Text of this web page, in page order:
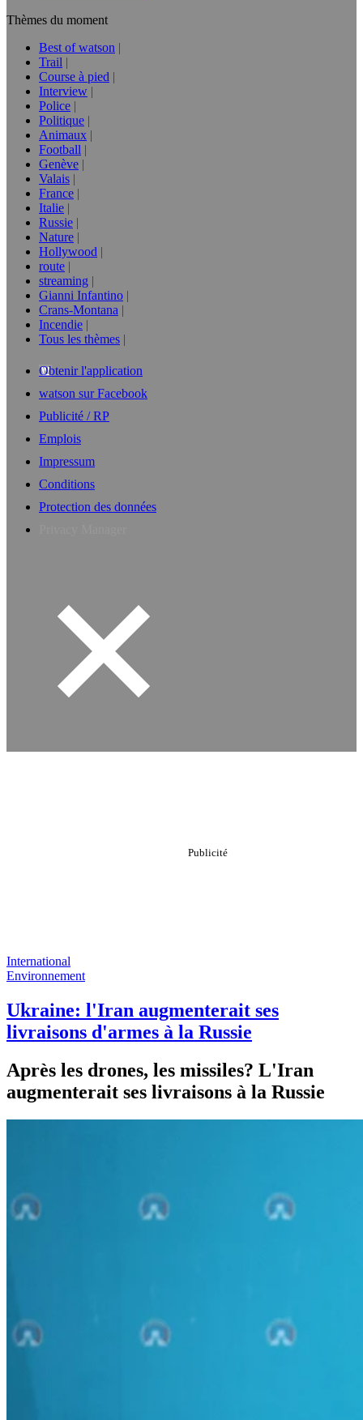
Thèmes du moment
Best of watson
Trail
Course à pied
Interview
Police
Politique
Animaux
Football
Genève
Valais
France
Italie
Russie
Nature
Hollywood
route
streaming
Gianni Infantino
Crans-Montana
Incendie
Tous les thèmes
Obtenir l'application
watson sur Facebook
Publicité / RP
Emplois
Impressum
Conditions
Protection des données
International
Environnement
Ukraine: l'Iran augmenterait ses
livraisons d'armes à la Russie
Après les drones, les missiles? L'Iran
augmenterait ses livraisons à la Russie